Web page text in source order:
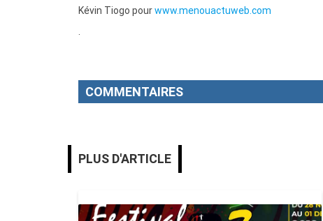
Kévin Tiogo pourwww.menouactuweb.com
.
COMMENTAIRES
PLUS D'ARTICLE